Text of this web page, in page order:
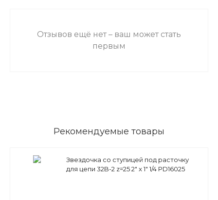
Отзывов ещё нет – ваш может стать
первым
Рекомендуемые товары
Звездочка со ступицей под расточку
для цепи 32B-2 z=25 2" x 1" 1/4 PD16025